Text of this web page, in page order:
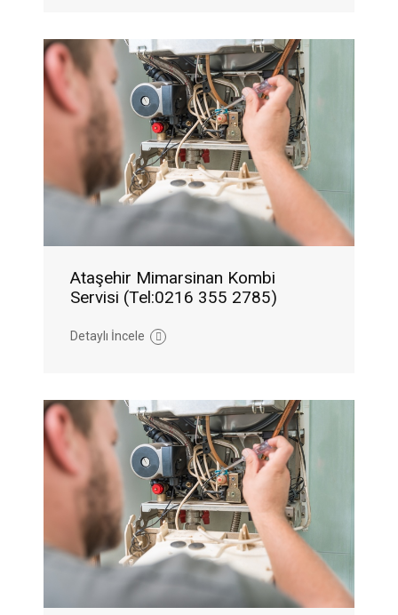
Ataşehir Mimarsinan Kombi
Servisi (Tel:0216 355 2785)
Detaylı İncele